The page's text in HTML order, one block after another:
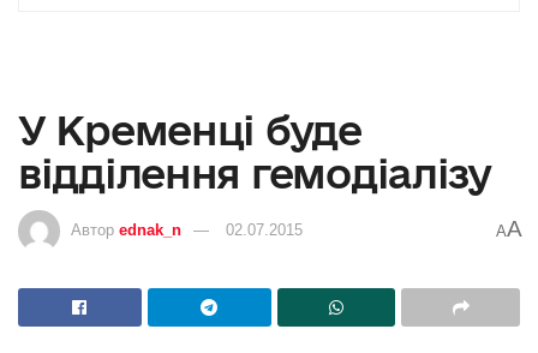
У Кременці буде
відділення гемодіалізу
Автор ednak_n 02.07.2015 AA